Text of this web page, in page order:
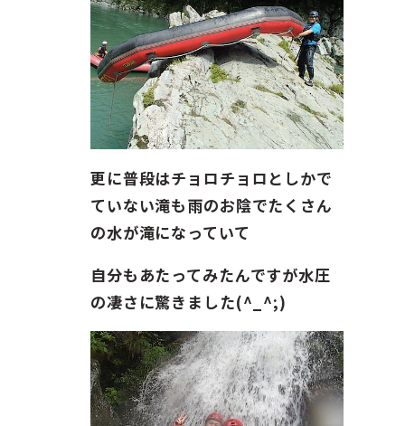
更に普段はチョロチョロとしかで
ていない滝も雨のお陰でたくさん
の水が滝になっていて
自分もあたってみたんですが水圧
の凄さに驚きました(^_^;)